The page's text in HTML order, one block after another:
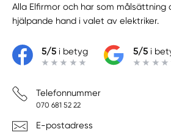
Alla Elfirmor och har som målsättning
hjälpande hand i valet av elektriker.
5/5i betyg 5/5i
Telefonnummer
070 681 52 22
E-postadress